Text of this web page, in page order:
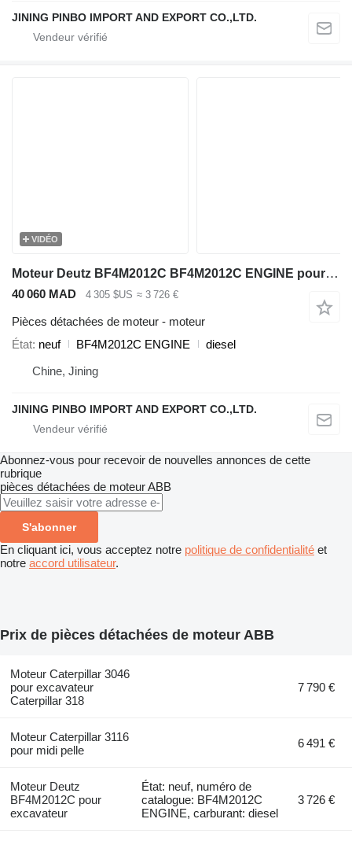
JINING PINBO IMPORT AND EXPORT CO.,LTD.
VIDÉO
Moteur Deutz BF4M2012C BF4M2012C ENGINE pour excavateur
40 060 MAD 4 305 $US ≈ 3 726 €
Pièces détachées de moteur - moteur
État neuf BF4M2012C ENGINE
diesel
Chine, Jining
JINING PINBO IMPORT AND EXPORT CO.,LTD.
Abonnez-vous pour recevoir de nouvelles annonces de cette
rubrique
pièces détachées de moteurABB
S'abonner
En cliquant ici, vous acceptez notre politique de confidentialité et
notre accord utilisateur.
Prix de pièces détachées de moteur ABB
Moteur Caterpillar 3046
pour excavateur
Caterpillar 318
7 790 €
Moteur Caterpillar 3116
pour midi pelle
6 491 €
Moteur Deutz
BF4M2012C pour
excavateur
État: neuf, numéro de
catalogue: BF4M2012C
ENGINE, carburant: diesel
3 726 €